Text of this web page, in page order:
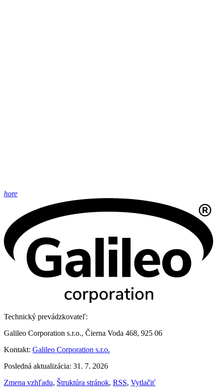
hore
Technický prevádzkovateľ:
Galileo Corporation s.r.o., Čierna Voda 468, 925 06
Kontakt: Galileo Corporation s.r.o.
Posledná aktualizácia: 31. 7. 2026
Zmena vzhľadu, Štruktúra stránok, RSS, Vytlačiť